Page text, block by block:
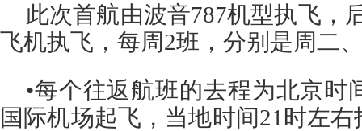
此次首航由波音787机型执飞，
飞机执飞，每周2班，分别是周二
•每个往返航班的去程为北京时
国际机场起飞，当地时间21时左